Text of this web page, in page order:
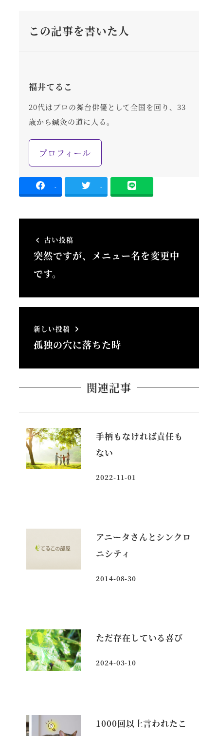
この記事を書いた人
福井てるこ
20代はプロの舞台俳優として全国を回り、33
歳から鍼灸の道に入る。
プロフィール
- -
古い投稿
突然ですが、メニュー名を変更中
です。
新しい投稿
孤独の穴に落ちた時
関連記事
手柄もなければ責任も
ない
投稿日
2022-11-01
アニータさんとシンクロ
ニシティ
投稿日
2014-08-30
ただ存在している喜び
投稿日
2024-03-10
1000回以上言われたこ